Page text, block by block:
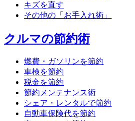
キズを直す
その他の「お手入れ術」
クルマの節約術
燃費・ガソリンを節約
車検を節約
税金を節約
節約メンテナンス術
シェア・レンタルで節約
自動車保険代を節約